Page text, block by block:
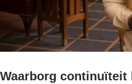
Waarborg continuïteit